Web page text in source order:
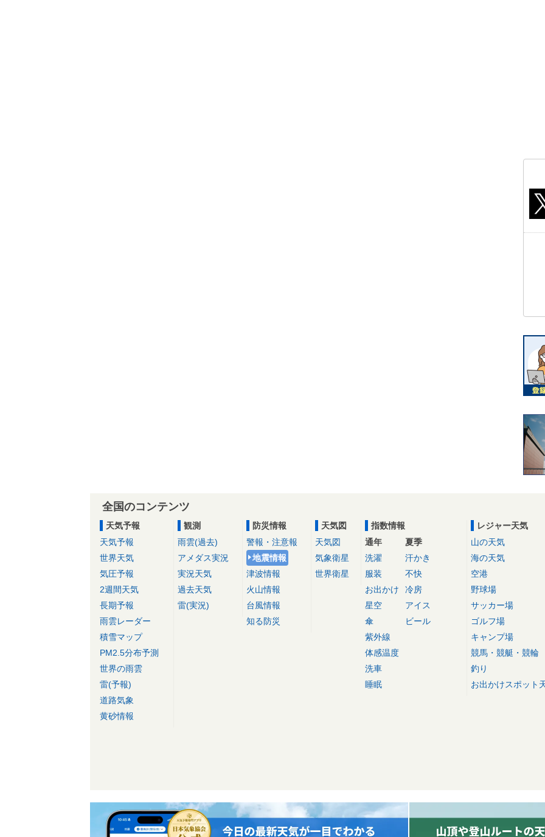
全国のコンテンツ
天気予報
天気予報
世界天気
気圧予報
2週間天気
長期予報
雨雲レーダー
積雪マップ
PM2.5分布予測
世界の雨雲
雷(予報)
道路気象
黄砂情報
観測
雨雲(過去)
アメダス実況
実況天気
過去天気
雷(実況)
防災情報
警報・注意報
地震情報
津波情報
火山情報
台風情報
知る防災
天気図
天気図
気象衛星
世界衛星
指数情報
通年
洗濯
服装
お出かけ
星空
傘
紫外線
体感温度
洗車
睡眠
夏季
汗かき
不快
冷房
アイス
ビール
レジャー天気
山の天気
海の天気
空港
野球場
サッカー場
ゴルフ場
キャンプ場
競馬・競艇・競輪
釣り
お出かけスポット